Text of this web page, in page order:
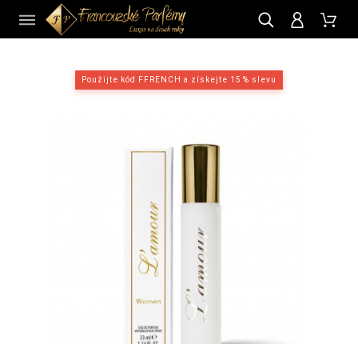
Použijte kód FFRENCH a získejte 15 % slevu
CZ